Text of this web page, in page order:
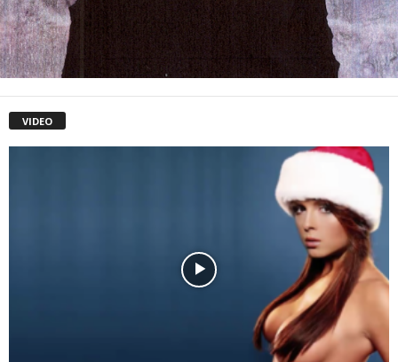
VIDEO